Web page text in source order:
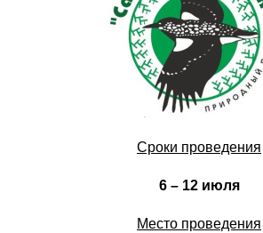
Сроки проведения
6 – 12 июля
Место проведения